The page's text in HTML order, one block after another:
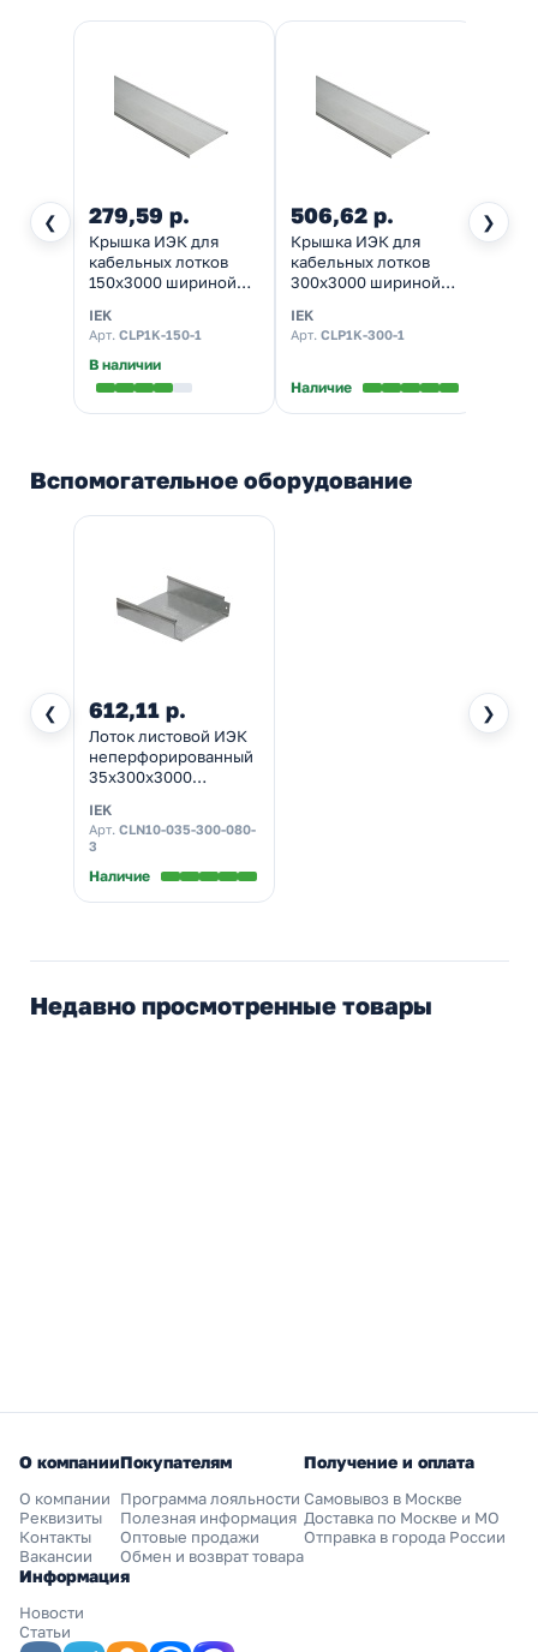
❮ ❯
279,59 р.
Крышка ИЭК для
кабельных лотков
150х3000 шириной
мм
IEK
Арт. CLP1K-150-1
В наличии
506,62 р.
Крышка ИЭК для
кабельных лотков
300х3000 шириной
мм
IEK
Арт. CLP1K-300-1
Наличие
Вспомогательное оборудование
❮ ❯
612,11 р.
Лоток листовой ИЭК
неперфорированный
35х300х3000
мм
IEK
Арт. CLN10-035-300-080-
3
Наличие
Недавно просмотренные товары
О компании
О компании
Реквизиты
Контакты
Вакансии
Покупателям
Программа лояльности
Полезная информация
Оптовые продажи
Обмен и возврат товара
Получение и оплата
Самовывоз в Москве
Доставка по Москве и МО
Отправка в города России
Информация
Новости
Статьи